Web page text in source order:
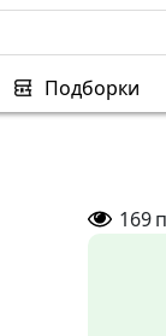
Подборки
169